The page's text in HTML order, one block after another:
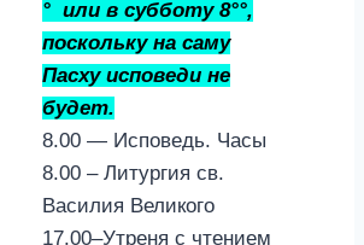
° или в субботу 8°°,
поскольку на саму
Пасху исповеди не
будет.
8.00 — Исповедь. Часы
8.00 – Литургия св.
Василия Великого
17.00–Утреня с чтением